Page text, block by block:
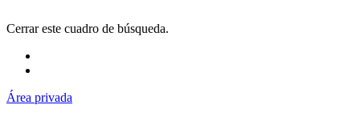
Cerrar este cuadro de búsqueda.
Área privada